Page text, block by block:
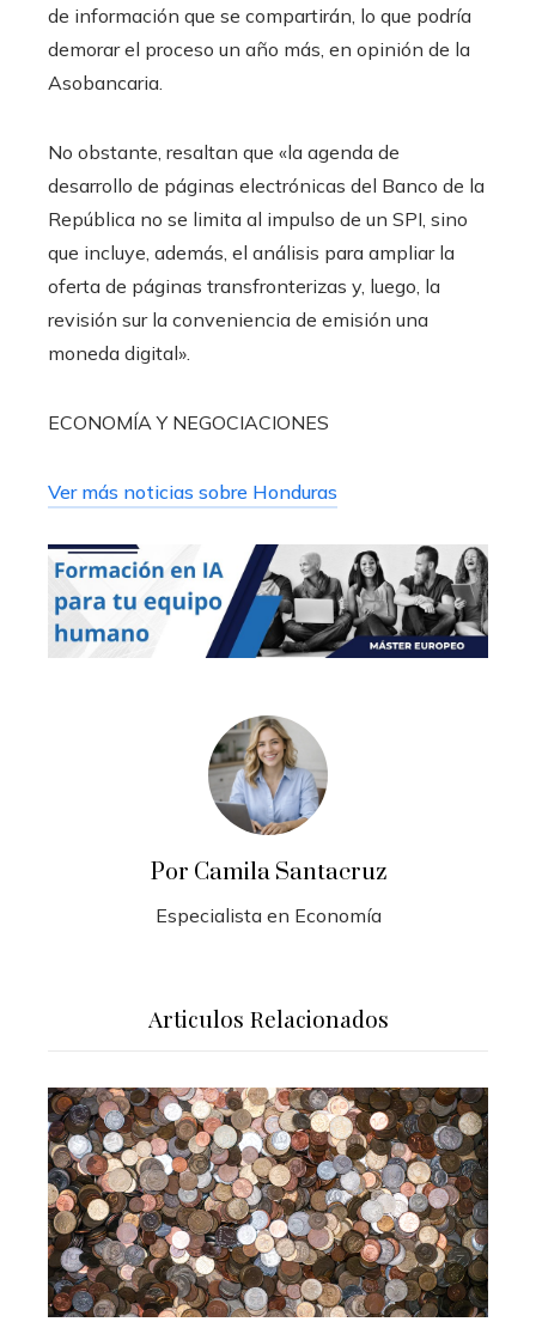
de información que se compartirán, lo que podría
demorar el proceso un año más, en opinión de la
Asobancaria.
No obstante, resaltan que «la agenda de
desarrollo de páginas electrónicas del Banco de la
República no se limita al impulso de un SPI, sino
que incluye, además, el análisis para ampliar la
oferta de páginas transfronterizas y, luego, la
revisión sur la conveniencia de emisión una
moneda digital».
ECONOMÍA Y NEGOCIACIONES
Ver más noticias sobre Honduras
Por Camila Santacruz
Especialista en Economía
Articulos Relacionados